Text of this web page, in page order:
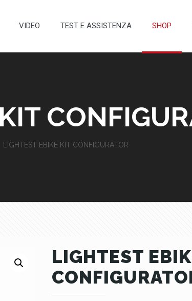
VIDEO TEST E ASSISTENZA SHOP
LIGHTEST EBIKE KIT CONFIGURATOR
LIGHTEST